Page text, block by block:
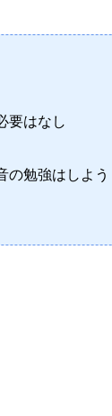
要はなし
の勉強はしよう